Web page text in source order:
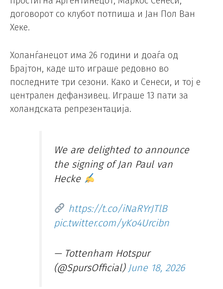
договорот со клубот потпиша и Јан Пол Ван
Хеке.
Холанѓанецот има 26 години и доаѓа од
Брајтон, каде што играше редовно во
последните три сезони. Како и Сенеси, и тој е
централен дефанзивец. Играше 13 пати за
холандската репрезентација.
We are delighted to announce
the signing of Jan Paul van
Hecke
https://t.co/iNaRYrJTlB
pic.twitter.com/yKo4Urcibn
— Tottenham Hotspur
(@SpursOfficial) June 18, 2026